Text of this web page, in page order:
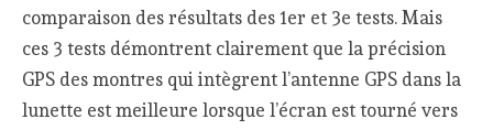
comparaison des résultats des 1er et 3e tests. Mais
ces 3 tests démontrent clairement que la précision
GPS des montres qui intègrent l’antenne GPS dans la
lunette est meilleure lorsque l’écran est tourné vers